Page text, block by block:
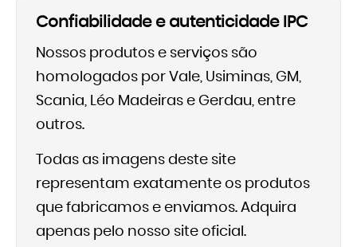
Confiabilidade e autenticidade IPC
Nossos produtos e serviços são
homologados por Vale, Usiminas, GM,
Scania, Léo Madeiras e Gerdau, entre
outros.
Todas as imagens deste site
representam exatamente os produtos
que fabricamos e enviamos. Adquira
apenas pelo nosso site oficial.